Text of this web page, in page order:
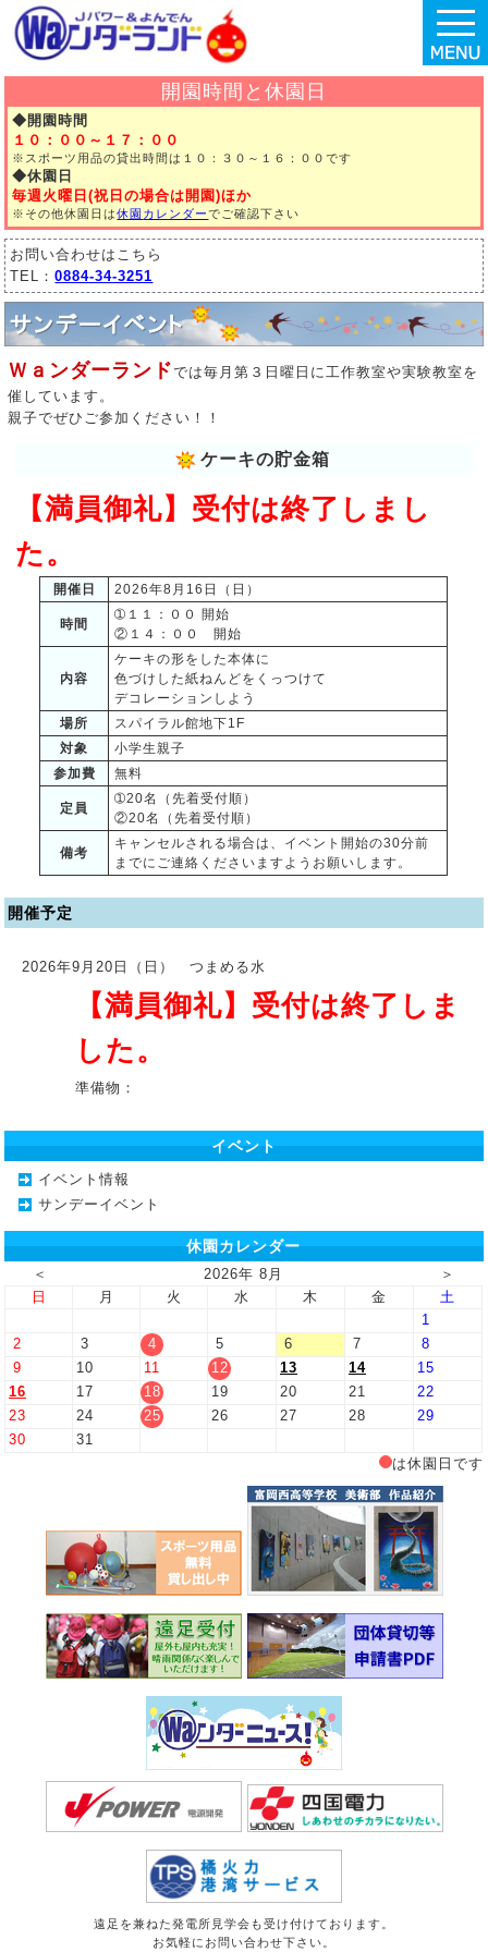
開園時間と休園日
◆開園時間
１０：００～１７：００
※スポーツ用品の貸出時間は １０：３０～１６：００です
◆休園日
毎週火曜日(祝日の場合は開園)ほか
※その他休園日は休園 カレンダーでご確認下さい
お問い合わせはこちら
TEL：0884-34-3251
Ｗａンダーランドでは毎月第３日曜日に工作教室や実験教室を
催しています。
親子でぜひご参加ください！！
ケーキの貯金箱
【満員御礼】受付は終了しまし
た。
開催日 2026年8月16日（日）
時間
➀１１：００ 開始
②１４：００ 開始
内容
ケーキの形をした本体に
色づけした紙ねんどをくっつけて
デコレーションしよう
場所
スパイラル館地下1F
対象
小学生親子
参加費
無料
定員
➀20名（先着受付順）
②20名（先着受付順）
備考
キャンセルされる場合は、イベント開始の30分前
までにご連絡くださいますようお願いします。
開催予定
2026年9月20日（日） つまめる水
【満員御礼】受付は終了しま
した。
準備物：
イベント
イベント情報
サンデーイベント
休園カレンダー
＜ 2026年 8月
＞
日
月 火 水 木 金
土
1
2
3 4 5 6 7
8
9
10 11 12 13 14
15
16
17 18 19 20 21
22
23
24 25 26 27 28
29
30
31
は休園日です
遠足を兼ねた発電所見学会も受け付けております。
お気軽にお問い合わせ下さい。